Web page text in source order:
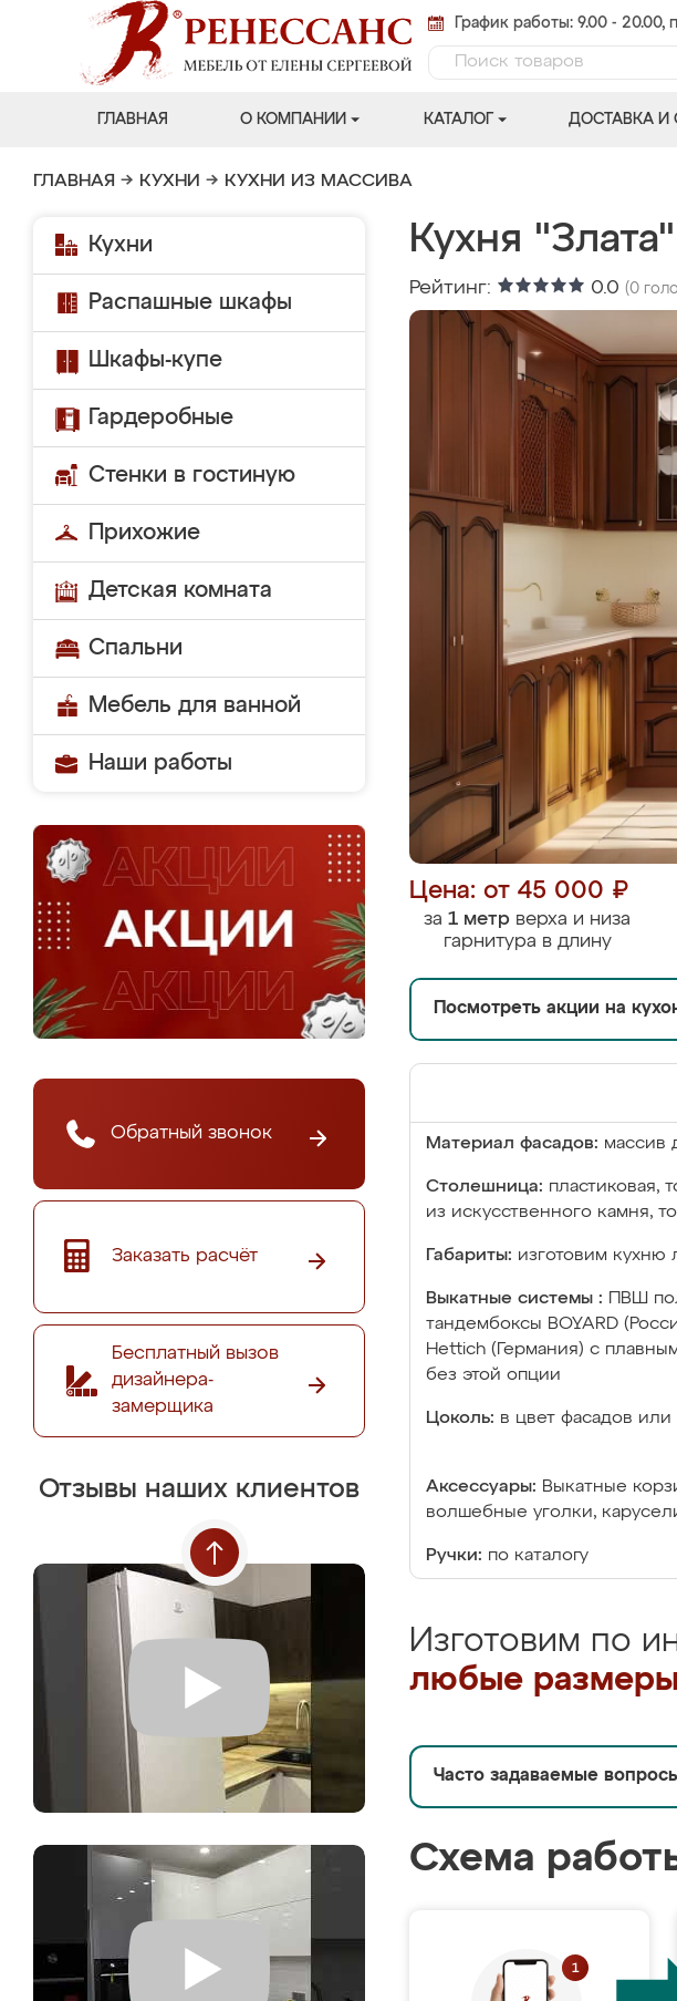
График работы: 9.00 - 20.00,
ГЛАВНАЯ О КОМПАНИИ КАТАЛОГ ДОСТАВКА И
ГЛАВНАЯ → КУХНИ → КУХНИ ИЗ МАССИВА
Кухни
Распашные шкафы
Шкафы-купе
Гардеробные
Стенки в гостиную
Прихожие
Детская комната
Спальни
Мебель для ванной
Наши работы
Обратный звонок
Заказать расчёт
Бесплатный вызов
дизайнера-
замерщика
Отзывы наших клиентов
Кухня "Злата"
Рейтинг: 0.0 (0
Цена: от 45 000 ₽
за 1 метр верха и низа
гарнитура в длину
Посмотреть акции на
Материал фасадов: массив
Столешница: пластиковая,
из искусственного камня,
Габариты: изготовим кухню
Выкатные системы :
ПВШ
тандембоксы BOYARD
Hettich (Германия) с
без этой опции
Цоколь: в цвет фасадов или
Аксессуары: Выкатные
волшебные уголки,
Ручки: по каталогу
Изготовим по
любые
Часто задаваемые
Схема